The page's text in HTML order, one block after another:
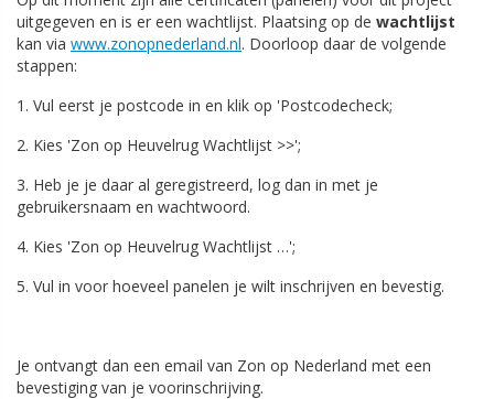
uitgegeven en is er een wachtlijst. Plaatsing op de wachtlijst
kan via www.zonopnederland.nl. Doorloop daar de volgende
stappen:
1. Vul eerst je postcode in en klik op 'Postcodecheck;
2. Kies 'Zon op Heuvelrug Wachtlijst >>';
3. Heb je je daar al geregistreerd, log dan in met je
gebruikersnaam en wachtwoord.
4. Kies 'Zon op Heuvelrug Wachtlijst …';
5. Vul in voor hoeveel panelen je wilt inschrijven en bevestig.
Je ontvangt dan een email van Zon op Nederland met een
bevestiging van je voorinschrijving.